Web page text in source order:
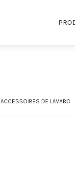
ACCESSOIRES DE LAVABO